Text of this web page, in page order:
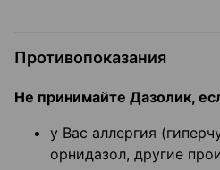
Противопоказания
Не принимайте Дазолик,
у Вас аллергия
орнидазол, другие